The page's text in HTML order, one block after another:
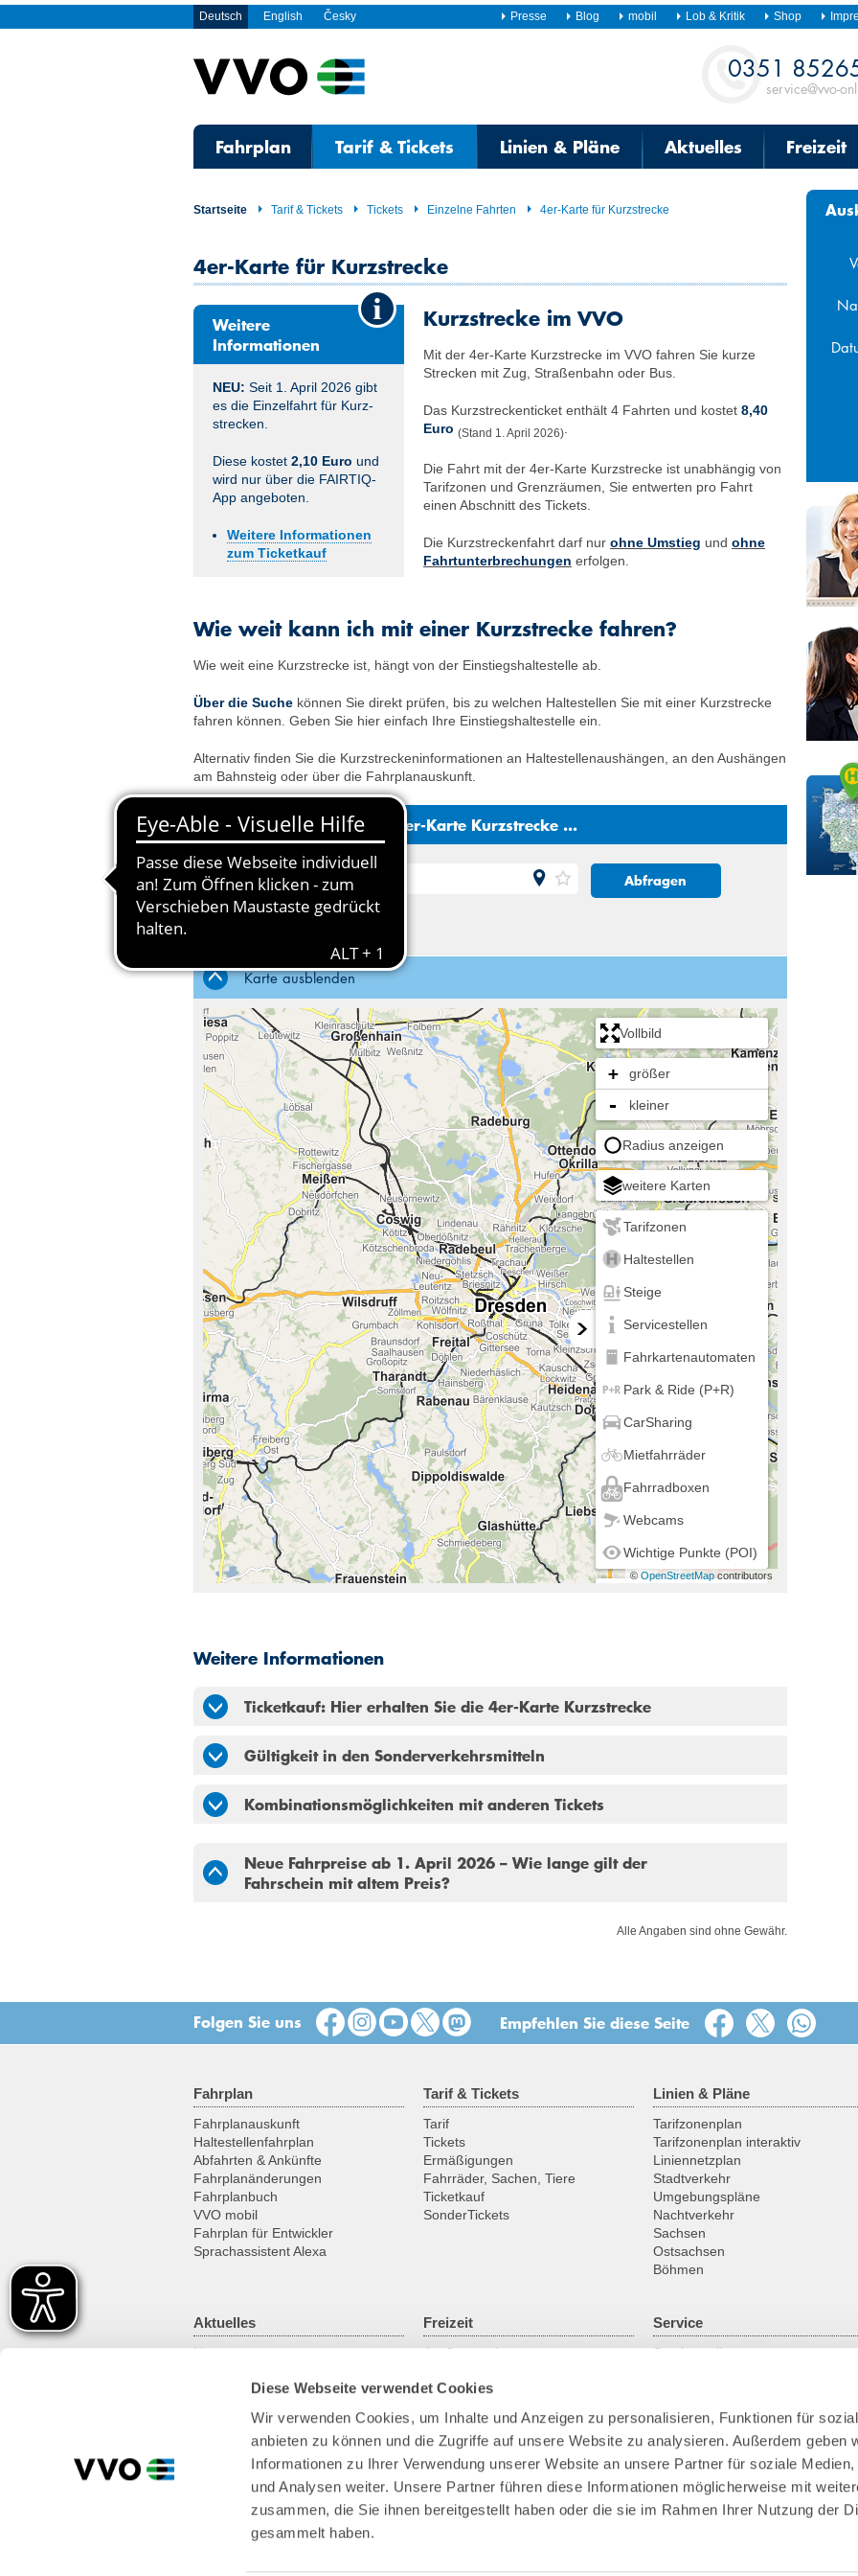
Diese Webseite verwendet Cookies
Wir verwenden Cookies, um Inhalte und Anzeigen zu personalisieren, Funktionen für
anbieten zu können und die Zugriffe auf unsere Website zu analysieren. Außerdem geben
Informationen zu Ihrer Verwendung unserer Website an unsere Partner für soziale Medien,
und Analysen weiter. Unsere Partner führen diese Informationen möglicherweise mit
zusammen, die Sie ihnen bereitgestellt haben oder die sie im Rahmen Ihrer Nutzung der
gesammelt haben.
Deutsch English Česky Presse Blog mobil Lob & Kritik Shop
Kontakt
0351
service@vvo-
Fahrplan Tarif & Tickets Linien & Pläne Aktuelles Freizeit
Startseite Tarif & Tickets Tickets Einzelne Fahrten 4er-Karte für Kurzstrecke
4er-Karte für Kurzstrecke
Weitere
Informationen
NEU: Seit 1. April 2026 gibt
es die Einzel­fahrt für Kurz­
strecken.
Diese kostet 2,10 Euro und
wird nur über die FAIRTIQ-
App angeboten.
Weitere Informationen
zum Ticketkauf
Kurzstrecke im VVO
Mit der 4er-Karte Kurzstrecke im VVO fahren Sie kurze
Strecken mit Zug, Straßenbahn oder Bus.
Das Kurzstreckenticket enthält 4 Fahrten und kostet 8,40
Euro (Stand 1. April 2026)
Die Fahrt mit der 4er-Karte Kurzstrecke ist unabhängig von
Tarifzonen und Grenzräumen, Sie entwerten pro Fahrt
einen Abschnitt des Tickets.
Die Kurzstreckenfahrt darf nur ohne Umstieg und ohne
Fahrtunterbrechungen erfolgen.
Wie weit kann ich mit einer Kurzstrecke fahren?
Wie weit eine Kurzstrecke ist, hängt von der Einstiegshaltestelle ab.
Über die Suche können Sie direkt prüfen, bis zu welchen Haltestellen Sie mit einer Kurz­strecke
fahren können. Geben Sie hier einfach Ihre Einstiegshaltestelle ein.
Alternativ finden Sie die Kurzstreckeninformationen an Haltestellen­aushängen, an den Aushängen
am Bahnsteig oder über die Fahrplanauskunft.
Mit einem Abschnitt der 4er-Karte Kurzstrecke ...
von Haltestelle Abfragen
Karte ausblenden
Vollbild
+ größer
- kleiner
Radius anzeigen
weitere Karten
Tarifzonen
Haltestellen
Steige
Servicestellen
Fahrkartenautomaten
Park & Ride (P+R)
CarSharing
Mietfahrräder
Fahrradboxen
Webcams
Wichtige Punkte (POI)
©OpenStreetMap contributors
Weitere Informationen
Ticketkauf: Hier erhalten Sie die 4er-Karte Kurzstrecke
Gültigkeit in den Sonderverkehrsmitteln
Kombinationsmöglichkeiten mit anderen Tickets
Neue Fahrpreise ab 1. April 2026 – Wie lange gilt der
Fahrschein mit altem Preis?
Alle Angaben sind ohne Gewähr.
12
19
25 26
1 2
Folgen Sie uns Empfehlen Sie diese Seite
Fahrplan
Fahrplanauskunft
Haltestellenfahrplan
Abfahrten & Ankünfte
Fahrplanänderungen
Fahrplanbuch
VVO mobil
Fahrplan für Entwickler
Sprachassistent Alexa
Tarif & Tickets
Tarif
Tickets
Ermäßigungen
Fahrräder, Sachen, Tiere
Ticketkauf
SonderTickets
Linien & Pläne
Tarifzonenplan
Tarifzonenplan interaktiv
Liniennetzplan
Stadtverkehr
Umgebungspläne
Nachtverkehr
Sachsen
Ostsachsen
Böhmen
Aktuelles
News
Kundenmagazin
Freizeit
Ausflugsregionen
Historische Fahrzeuge
Service
Servicestellen
Downloads
Fundsachen
Park+Ride
Bike+Ride
Barrierefreies Reisen
Verkehrskameras